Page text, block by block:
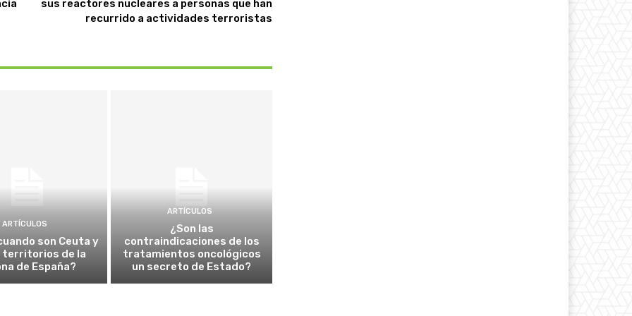
sus reactores nucleares a personas que han
recurrido a actividades terroristas
ARTÍCULOS
son Ceuta y
territorios de la
de España?
ARTÍCULOS
¿Son las
contraindicaciones de los
tratamientos oncológicos
un secreto de Estado?